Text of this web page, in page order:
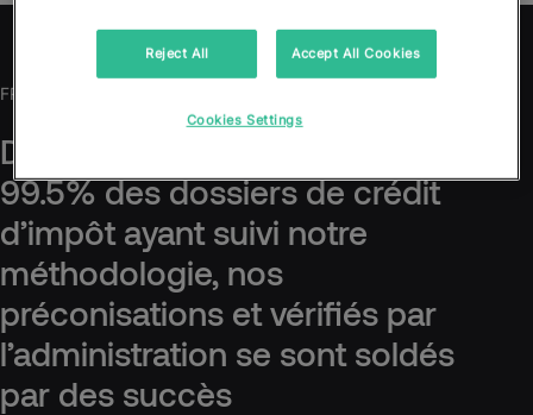
FRS, leader en stratégie et financement de l’innovation
Depuis notre création, plus de
99.5% des dossiers de crédit
d’impôt ayant suivi notre
méthodologie, nos
préconisations et vérifiés par
l’administration se sont soldés
par des succès
Reject All Accept All Cookies
Cookies Settings